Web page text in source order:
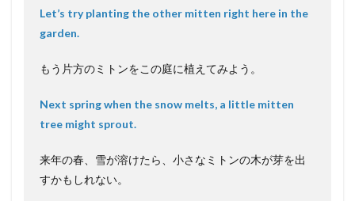
Let’s try planting the other mitten right here in the
garden.
もう片方のミトンをこの庭に植えてみよう。
Next spring when the snow melts, a little mitten
tree might sprout.
来年の春、雪が溶けたら、小さなミトンの木が芽を出
すかもしれない。